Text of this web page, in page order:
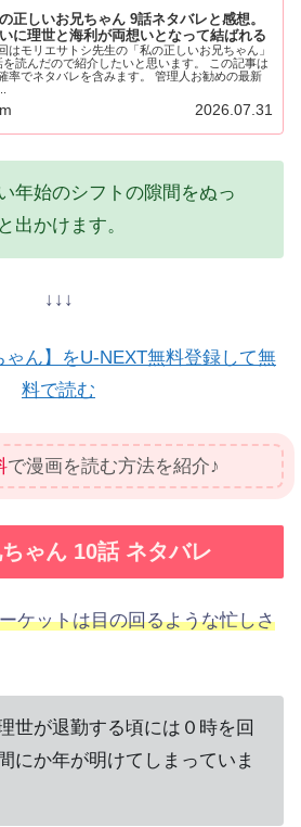
正しいお兄ちゃん 9話ネタバレと感想。
に理世と海利が両想いとなって結ばれる
はモリエサトシ先生の「私の正しいお兄ちゃん」
を読んだので紹介したいと思います。 この記事は
率でネタバレを含みます。 管理人お勧めの最新
2026.07.31
年始のシフトの隙間をぬっ
出かけます。
↓↓↓
ゃん】をU-NEXT無料登録して無
料で読む
で漫画を読む方法を紹介♪
ゃん 10話 ネタバレ
ケットは目の回るような忙しさ
世が退勤する頃には０時を回
にか年が明けてしまっていま